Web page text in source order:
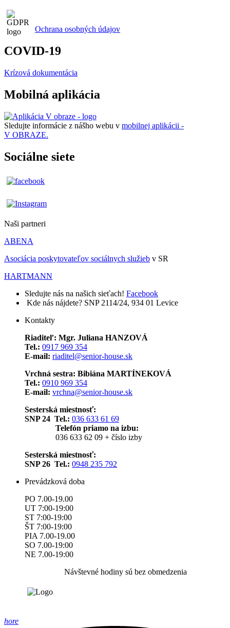
Ochrana osobných údajov
COVID-19
Krízová dokumentácia
Mobilná aplikácia
Sledujte informácie z nášho webu v mobilnej aplikácii -
V OBRAZE.
Sociálne siete
Naši partneri
ABENA
Asociácia poskytovateľov sociálnych služieb v SR
HARTMANN
Sledujte nás na našich sieťach! Facebook
Kde nás nájdete? SNP 2114/24, 934 01 Levice
Kontakty
Riaditeľ: Mgr. Juliana HANZOVÁ
Tel.: 0917 969 354
E-mail: riaditel@senior-house.sk
Vrchná sestra: Bibiána MARTÍNEKOVÁ
Tel.: 0910 969 354
E-mail: vrchna@senior-house.sk
Sesterská miestnosť:
SNP 24 Tel.: 036 633 61 69
Telefón priamo na izbu:
036 633 62 09 + číslo izby
Sesterská miestnosť:
SNP 26 Tel.: 0948 235 792
Prevádzková doba
PO 7.00-19.00
UT 7:00-19:00
ST 7:00-19:00
ŠT 7:00-19:00
PIA 7.00-19.00
SO 7.00-19:00
NE 7.00-19:00
Návštevné hodiny sú bez obmedzenia
hore